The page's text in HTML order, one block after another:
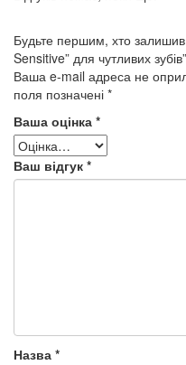
Будьте першим, хто залишив
Sensitive” для чутливих зубів”
Ваша e-mail адреса не
поля позначені *
Ваша оцінка *
Ваш відгук *
Назва *